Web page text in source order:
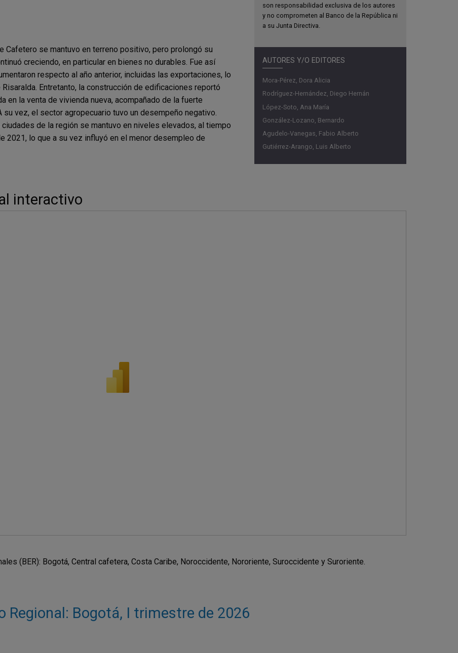
son responsabilidad exclusiva de los autores
y no comprometen al Banco de la República ni
a su Junta Directiva.
AUTORES Y/O EDITORES
Mora-Pérez, Dora Alicia
Rodríguez-Hernández, Diego Hernán
López-Soto, Ana María
González-Lozano, Bernardo
Agudelo-Vanegas, Fabio Alberto
Gutiérrez-Arango, Luis Alberto
Cafetero se mantuvo en terreno positivo, pero prolongó su
creciendo, en particular en bienes no durables. Fue así
respecto al año anterior, incluidas las exportaciones, lo
Entretanto, la construcción de edificaciones reportó
en la venta de vivienda nueva, acompañado de la fuerte
vez, el sector agropecuario tuvo un desempeño negativo.
de la región se mantuvo en niveles elevados, al tiempo
2021, lo que a su vez influyó en el menor desempleo de
interactivo
(BER): Bogotá, Central cafetera, Costa Caribe, Noroccidente, Nororiente, Suroccidente y Suroriente.
Regional: Bogotá, I trimestre de 2026